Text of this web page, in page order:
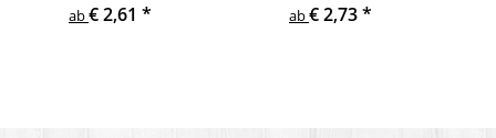
ab€ 2,61 *
Durchmessern
ab€ 2,73*